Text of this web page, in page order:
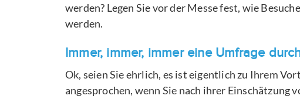
werden? Legen Sie vor der Messe fest, wie
werden.
Immer, immer, immer eine Umfrage
Ok, seien Sie ehrlich, es ist eigentlich zu Ihrem
angesprochen, wenn Sie nach ihrer